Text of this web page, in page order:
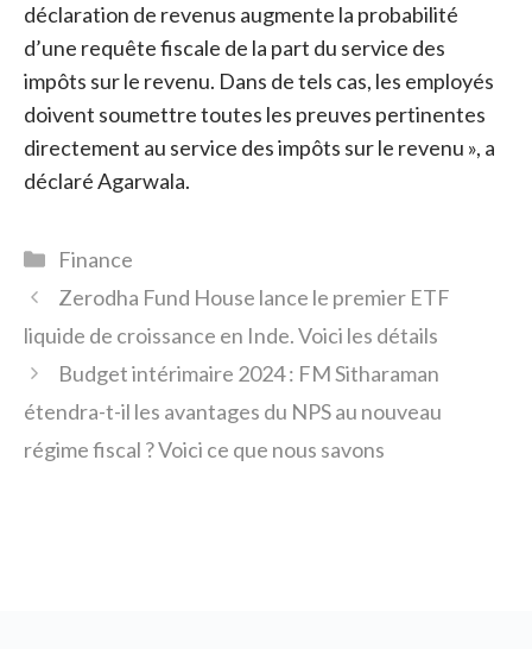
déclaration de revenus augmente la probabilité
d’une requête fiscale de la part du service des
impôts sur le revenu. Dans de tels cas, les employés
doivent soumettre toutes les preuves pertinentes
directement au service des impôts sur le revenu », a
déclaré Agarwala.
Catégories
Finance
Zerodha Fund House lance le premier ETF
liquide de croissance en Inde. Voici les détails
Budget intérimaire 2024 : FM Sitharaman
étendra-t-il les avantages du NPS au nouveau
régime fiscal ? Voici ce que nous savons